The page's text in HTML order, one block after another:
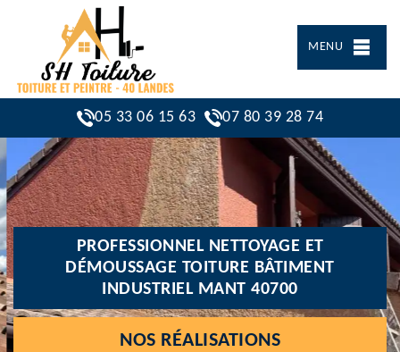
MENU
05 33 06 15 63 07 80 39 28 74
PROFESSIONNEL NETTOYAGE ET
DÉMOUSSAGE TOITURE BÂTIMENT
INDUSTRIEL MANT 40700
NOS RÉALISATIONS